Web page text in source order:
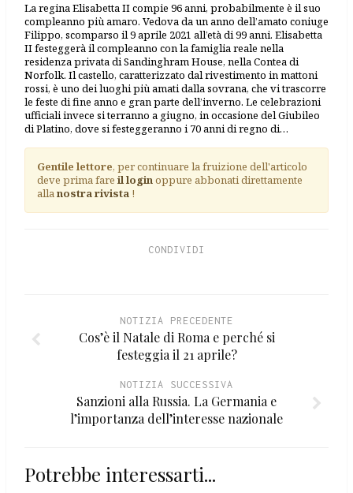
La regina Elisabetta II compie 96 anni, probabilmente è il suo
compleanno più amaro. Vedova da un anno dell’amato coniuge
Filippo, scomparso il 9 aprile 2021 all’età di 99 anni. Elisabetta
II festeggerà il compleanno con la famiglia reale nella
residenza privata di Sandinghram House, nella Contea di
Norfolk. Il castello, caratterizzato dal rivestimento in mattoni
rossi, è uno dei luoghi più amati dalla sovrana, che vi trascorre
le feste di fine anno e gran parte dell’inverno. Le celebrazioni
ufficiali invece si terranno a giugno, in occasione del Giubileo
di Platino, dove si festeggeranno i 70 anni di regno di…
Gentile lettore, per continuare la fruizione dell'articolo
deve prima fare il loginoppure abbonati direttamente
allanostra rivista !
CONDIVIDI
NOTIZIA PRECEDENTE
Cos’è il Natale di Roma e perché si
festeggia il 21 aprile?
NOTIZIA SUCCESSIVA
Sanzioni alla Russia. La Germania e
l’importanza dell’interesse nazionale
Potrebbe interessarti...